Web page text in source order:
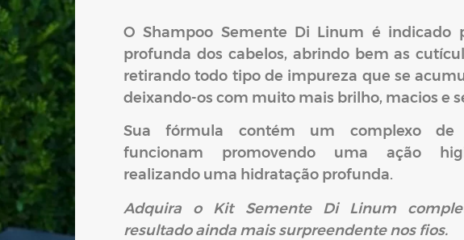
O Shampoo Semente Di Linum é indicado
profunda dos cabelos, abrindo bem as
retirando todo tipo de impureza que se
deixando-os com muito mais brilho, macios e
Sua fórmula contém um complexo de
funcionam promovendo uma ação
realizando uma hidratação profunda.
Adquira o Kit Semente Di Linum
resultado ainda mais surpreendente nos fios.